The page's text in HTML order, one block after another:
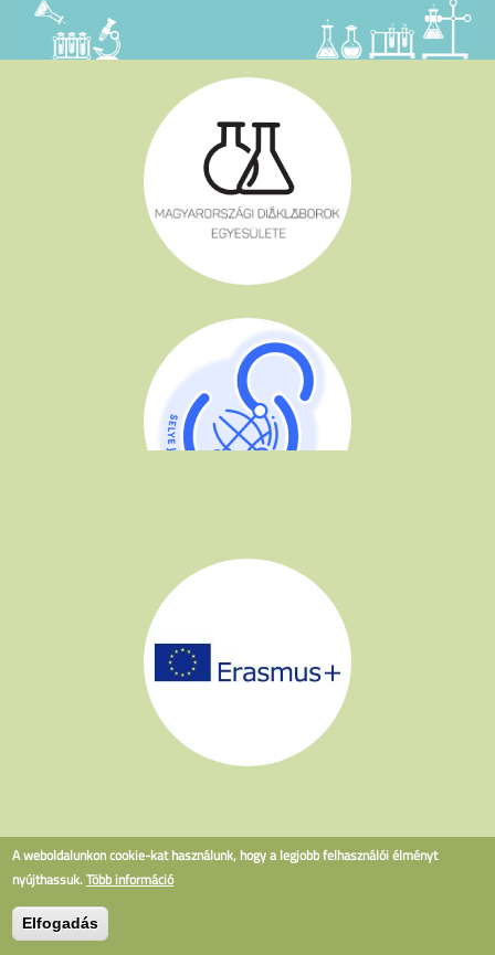
Piarista Gimnázium, Kollégium, Általános Iskola és Óvoda
A weboldalunkon cookie-kat használunk, hogy a legjobb felhasználói élményt
nyújthassuk.Több információ
Elfogadás